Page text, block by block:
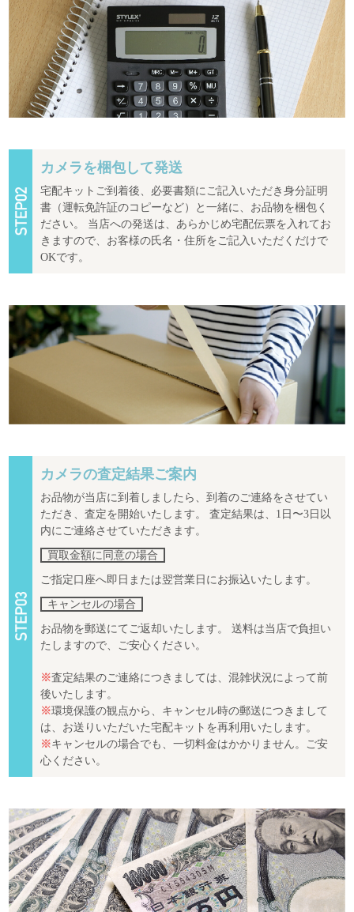
カメラを梱包して発送
宅配キットご到着後、必要書類にご記入いただき身分証明
書（運転免許証のコピーなど）と一緒に、お品物を梱包く
ださい。 当店への発送は、あらかじめ宅配伝票を入れてお
きますので、お客様の氏名・住所をご記入いただくだけで
OKです。
カメラの査定結果ご案内
お品物が当店に到着しましたら、到着のご連絡をさせてい
ただき、査定を開始いたします。 査定結果は、1日〜3日以
内にご連絡させていただきます。
買取金額に同意の場合
ご指定口座へ即日または翌営業日にお振込いたします。
キャンセルの場合
お品物を郵送にてご返却いたします。 送料は当店で負担い
たしますので、ご安心ください。
※査定結果のご連絡につきましては、混雑状況によって前
後いたします。
※環境保護の観点から、キャンセル時の郵送につきまして
は、お送りいただいた宅配キットを再利用いたします。
※キャンセルの場合でも、一切料金はかかりません。ご安
心ください。